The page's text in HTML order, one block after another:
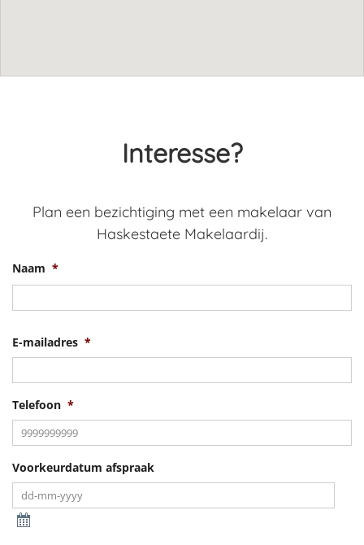
Interesse?
Plan een bezichtiging met een makelaar van
Haskestaete Makelaardij.
Naam *
E-mailadres *
Telefoon *
Voorkeurdatum afspraak